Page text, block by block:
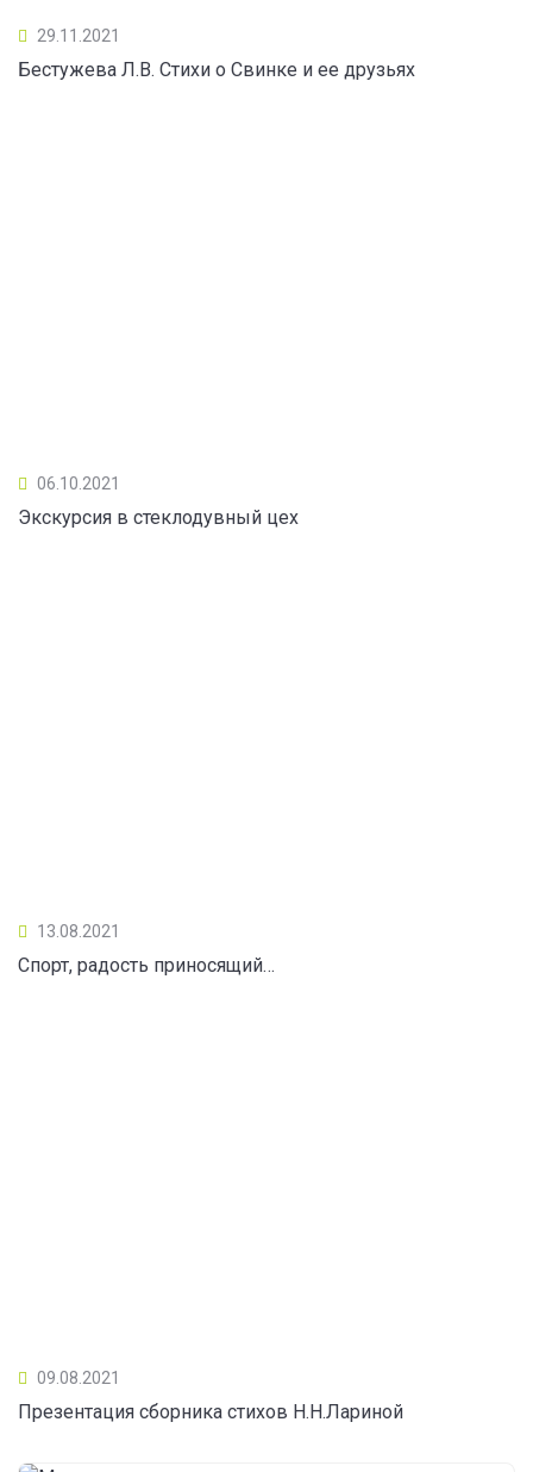
29.11.2021
Бестужева Л.В. Стихи о Свинке и ее друзьях
06.10.2021
Экскурсия в стеклодувный цех
13.08.2021
Спорт, радость приносящий…
09.08.2021
Презентация сборника стихов Н.Н.Лариной